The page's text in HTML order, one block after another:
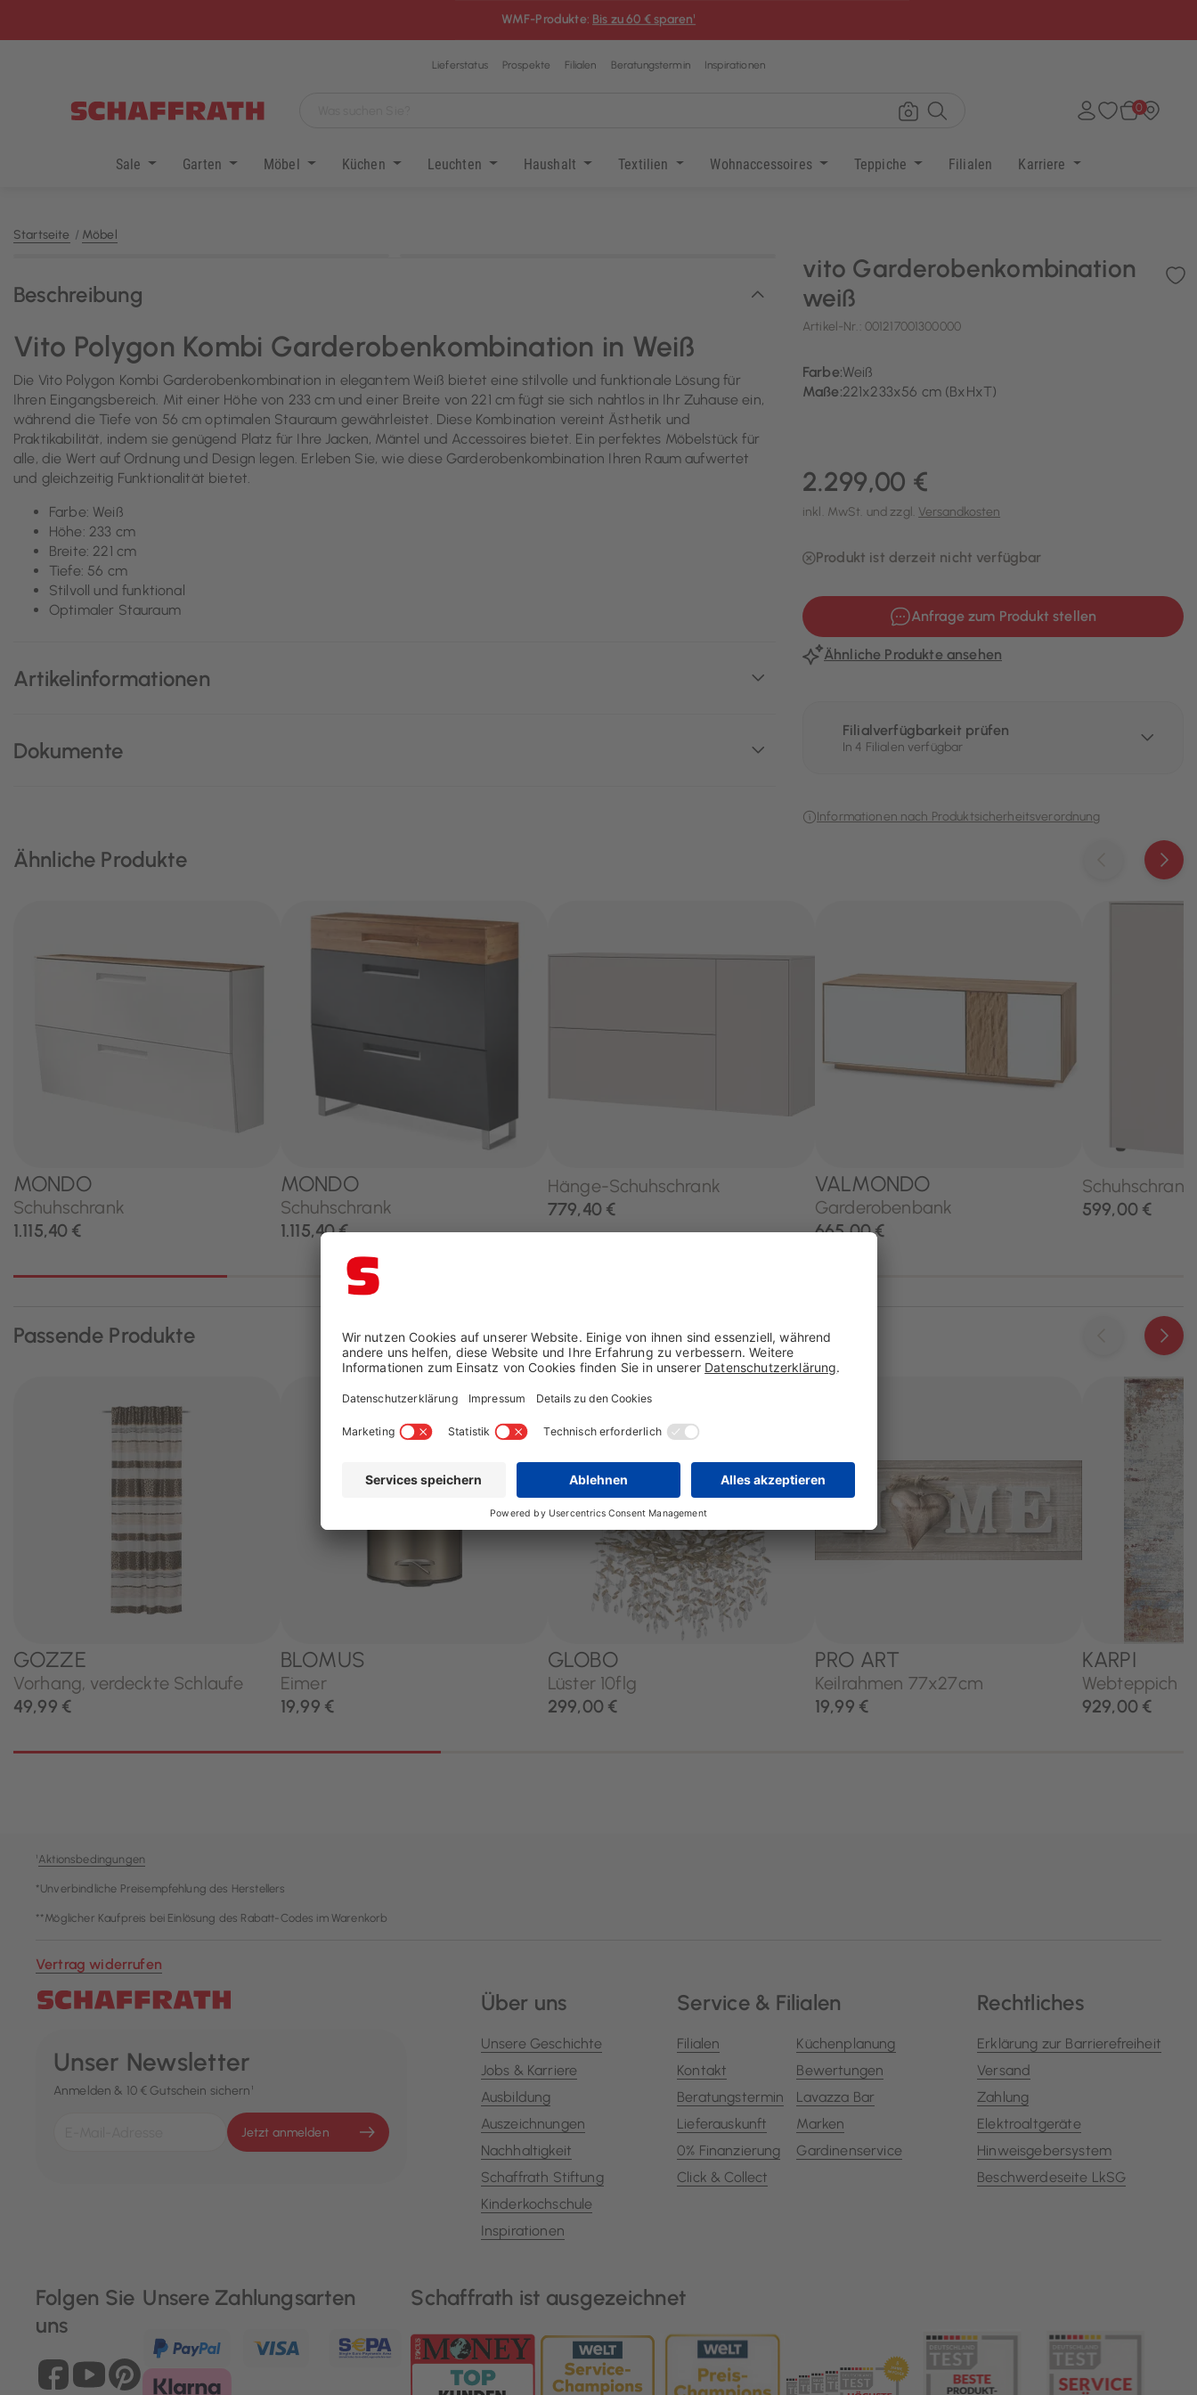
WMF-Produkte: Bis zu 60 € sparen¹
Lieferstatus Prospekte Filialen Beratungstermin Inspirationen
0
Sale Garten Möbel Küchen Leuchten Haushalt Textilien Wohnaccessoires Teppiche Filialen Karriere
Startseite Möbel
Beschreibung
Vito Polygon Kombi Garderobenkombination in Weiß
Die Vito Polygon Kombi Garderobenkombination in elegantem Weiß bietet eine stilvolle und funktionale Lösung für
Ihren Eingangsbereich. Mit einer Höhe von 233 cm und einer Breite von 221 cm fügt sie sich nahtlos in Ihr Zuhause ein,
während die Tiefe von 56 cm optimalen Stauraum gewährleistet. Diese Kombination vereint Ästhetik und
Praktikabilität, indem sie genügend Platz für Ihre Jacken, Mäntel und Accessoires bietet. Ein perfektes Möbelstück für
alle, die Wert auf Ordnung und Design legen. Erleben Sie, wie diese Garderobenkombination Ihren Raum aufwertet
und gleichzeitig Funktionalität bietet.
Farbe: Weiß
Höhe: 233 cm
Breite: 221 cm
Tiefe: 56 cm
Stilvoll und funktional
Optimaler Stauraum
Artikelinformationen
Dokumente
vito Garderobenkombination
weiß
Artikel-Nr.: 001217001300000
Farbe:Weiß
Maße:221x233x56 cm (BxHxT)
2.299,00 €
inkl. MwSt. und zzgl. Versandkosten
Produkt ist derzeit nicht verfügbar
Anfrage zum Produkt stellen
Ähnliche Produkte ansehen
Filialverfügbarkeit prüfen
In 4 Filialen verfügbar
Informationen nach Produktsicherheitsverordnung
¹Aktionsbedingungen
*Unverbindliche Preisempfehlung des Herstellers
**Möglicher Kaufpreis bei Einlösung des Rabatt-Codes im Warenkorb
Vertrag widerrufen
Unser Newsletter
Anmelden & 10 € Gutschein sichern¹
Jetzt anmelden
Über uns
Unsere Geschichte
Jobs & Karriere
Ausbildung
Auszeichnungen
Nachhaltigkeit
Schaffrath Stiftung
Kinderkochschule
Inspirationen
Service & Filialen
Filialen
Kontakt
Beratungstermin
Lieferauskunft
0% Finanzierung
Click & Collect
Küchenplanung
Bewertungen
Lavazza Bar
Marken
Gardinenservice
Rechtliches
Erklärung zur Barrierefreiheit
Versand
Zahlung
Elektroaltgeräte
Hinweisgebersystem
Beschwerdeseite LkSG
Folgen Sie
uns
Unsere Zahlungsarten Schaffrath ist ausgezeichnet